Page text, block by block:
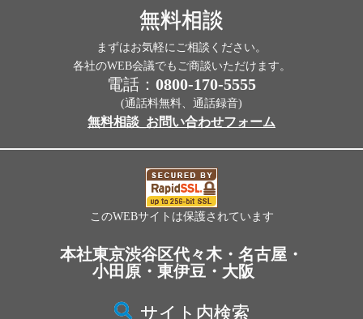
無料相談
まずはお気軽にご相談ください。
各社のWEB会議でもご商談いただけます。
電話： 0800-170-5555
(通話料無料、通話録音)
無料相談_お問い合わせフォーム
このWEBサイトは保護されています
本社東京渋谷区代々木・名古屋・
小田原・東伊豆・大阪
サイト内検索